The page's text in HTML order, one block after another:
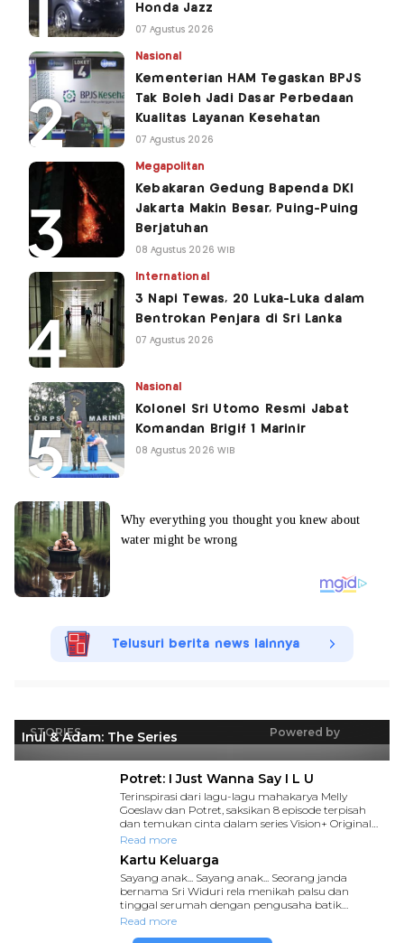
Honda Jazz
07 Agustus 2026
Nasional
Kementerian HAM Tegaskan BPJS
Tak Boleh Jadi Dasar Perbedaan
Kualitas Layanan Kesehatan
07 Agustus 2026
Megapolitan
Kebakaran Gedung Bapenda DKI
Jakarta Makin Besar, Puing-Puing
Berjatuhan
08 Agustus 2026 WIB
International
3 Napi Tewas, 20 Luka-Luka dalam
Bentrokan Penjara di Sri Lanka
07 Agustus 2026
Nasional
Kolonel Sri Utomo Resmi Jabat
Komandan Brigif 1 Marinir
08 Agustus 2026 WIB
Telusuri berita news lainnya